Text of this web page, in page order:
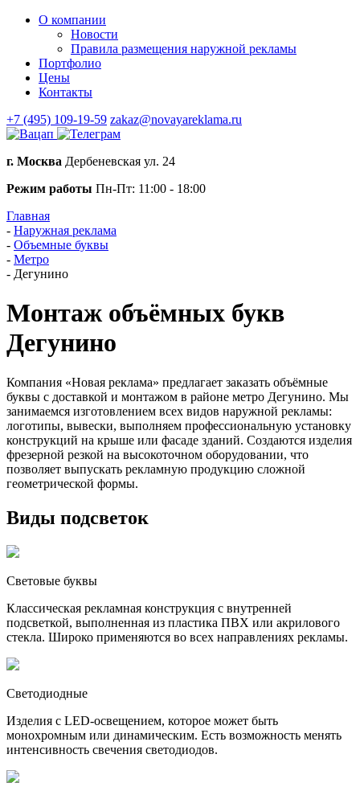
О компании
Новости
Правила размещения наружной рекламы
Портфолио
Цены
Контакты
+7 (495) 109-19-59 zakaz@novayareklama.ru
г. Москва Дербеневская ул. 24
Режим работы Пн-Пт: 11:00 - 18:00
Главная
- Наружная реклама
- Объемные буквы
- Метро
- Дегунино
Монтаж объёмных букв
Дегунино
Компания «Новая реклама» предлагает заказать объёмные
буквы с доставкой и монтажом в районе метро Дегунино. Мы
занимаемся изготовлением всех видов наружной рекламы:
логотипы, вывески, выполняем профессиональную установку
конструкций на крыше или фасаде зданий. Создаются изделия
фрезерной резкой на высокоточном оборудовании, что
позволяет выпускать рекламную продукцию сложной
геометрической формы.
Виды подсветок
Световые буквы
Классическая рекламная конструкция с внутренней
подсветкой, выполненная из пластика ПВХ или акрилового
стекла. Широко применяются во всех направлениях рекламы.
Светодиодные
Изделия с LED-освещением, которое может быть
монохромным или динамическим. Есть возможность менять
интенсивность свечения светодиодов.